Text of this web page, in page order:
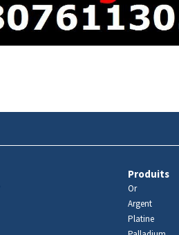
Produits
Or
Argent
Platine